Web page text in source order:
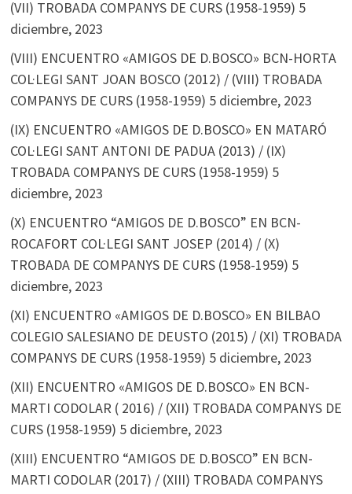
(VII) TROBADA COMPANYS DE CURS (1958-1959) 5
diciembre, 2023
(VIII) ENCUENTRO «AMIGOS DE D.BOSCO» BCN-HORTA
COL·LEGI SANT JOAN BOSCO (2012) / (VIII) TROBADA
COMPANYS DE CURS (1958-1959) 5 diciembre, 2023
(IX) ENCUENTRO «AMIGOS DE D.BOSCO» EN MATARÓ
COL·LEGI SANT ANTONI DE PADUA (2013) / (IX)
TROBADA COMPANYS DE CURS (1958-1959) 5
diciembre, 2023
(X) ENCUENTRO “AMIGOS DE D.BOSCO” EN BCN-
ROCAFORT COL·LEGI SANT JOSEP (2014) / (X)
TROBADA DE COMPANYS DE CURS (1958-1959) 5
diciembre, 2023
(XI) ENCUENTRO «AMIGOS DE D.BOSCO» EN BILBAO
COLEGIO SALESIANO DE DEUSTO (2015) / (XI) TROBADA
COMPANYS DE CURS (1958-1959) 5 diciembre, 2023
(XII) ENCUENTRO «AMIGOS DE D.BOSCO» EN BCN-
MARTI CODOLAR ( 2016) / (XII) TROBADA COMPANYS DE
CURS (1958-1959) 5 diciembre, 2023
(XIII) ENCUENTRO “AMIGOS DE D.BOSCO” EN BCN-
MARTI CODOLAR (2017) / (XIII) TROBADA COMPANYS